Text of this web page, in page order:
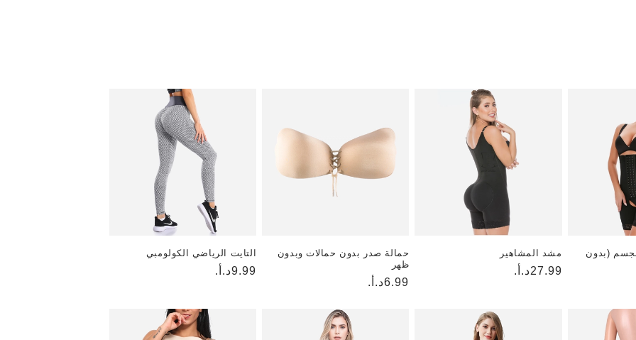
(بدون
مشد المشاهير
السعر
27.99د.أ.
حمالة صدر بدون حمالات وبدون
ظهر
السعر
6.99د.أ.
التايت الرياضي الكولومبي
السعر
9.99د.أ.